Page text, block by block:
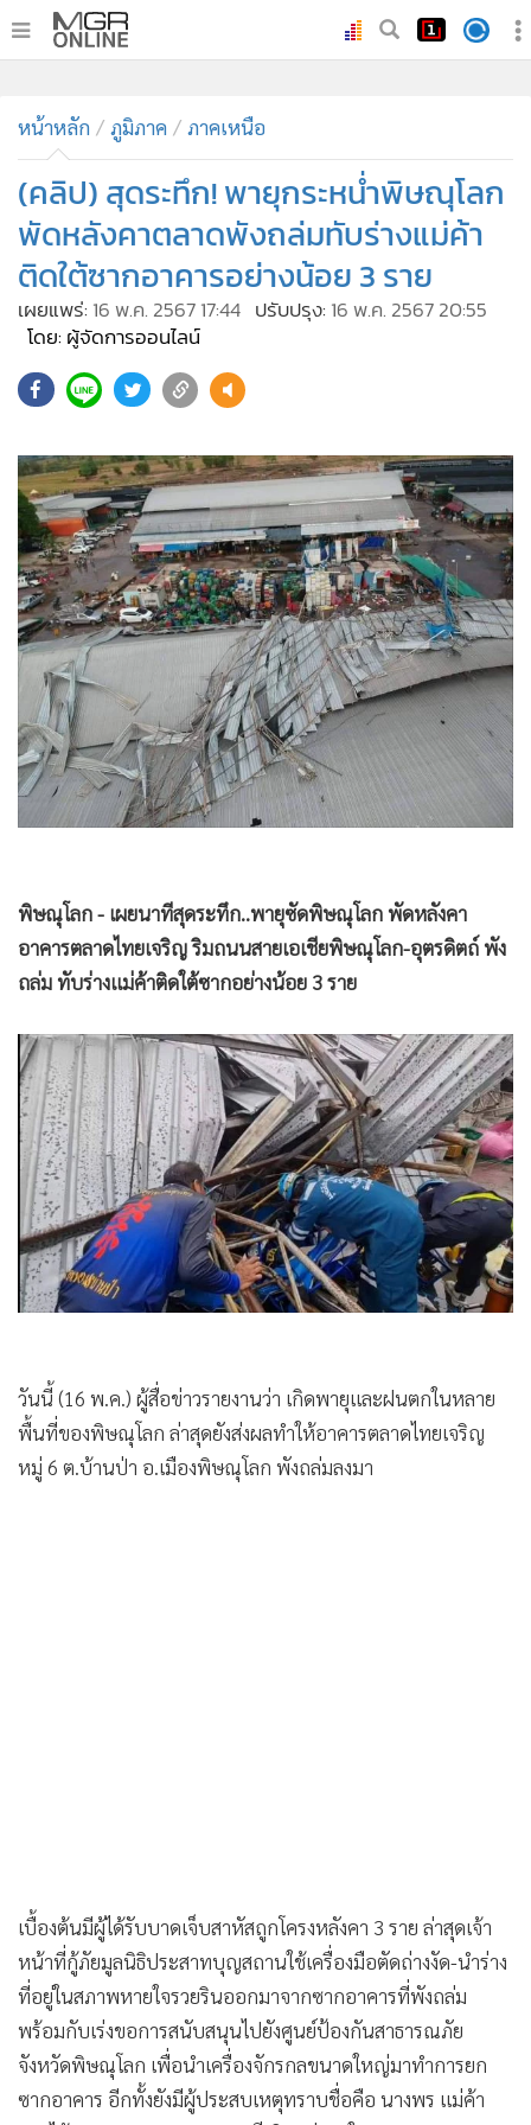
• ทันเหตุการณ์
• ภาคใต้
• ภูมิภาค
• Online Section
• บันเทิง
• ผู้จัดการรายวัน
คอลัมนิสต์
• ละคร
• Cyber BIZ
• ผู้จัดกวน
• Good health & Well-being
• Green Innovation & SD
• Management & HR
• MGR Live
Infographic
การเมือง
• ท่องเที่ยว
• กีฬา
• ต่างประเทศ
•
เศรษฐกิจ-ธุรกิจ
• ชุมชน-คุณภาพชีวิต
• Motoring
• เกม
• วิทยาศาสตร์
• SMEs
หุ้น
• อินโดจีน
• กองทุนรวม
• Celeb Online
ญี่ปุ่น
• News1
Gotomanager
หน้าหลัก
(คลิป) สุดระทึก! พายุกระหน่ำพิษณุโลก
พัดหลังคาตลาดพังถล่มทับร่างแม่ค้า
ติดใต้ซากอาคารอย่างน้อย 3 ราย
เผยแพร่:16 พ.ค. 2567 17:44ปรับปรุง:16 พ.ค. 2567 20:55
โดย: ผู้จัดการออนไลน์
อาคารตลาดไทยเจริญ ริมถนนสายเอเชียพิษณุโลก-อุตรดิตถ์ พัง
ถล่ม ทับร่างแม่ค้าติดใต้ซากอย่างน้อย 3 ราย
พื้นที่ของพิษณุโลก ล่าสุดยังส่งผลทำให้อาคารตลาดไทยเจริญ
หมู่ 6 ต.บ้านป่า อ.เมืองพิษณุโลก พังถล่มลงมา
ที่อยู่ในสภาพหายใจรวยรินออกมาจากซากอาคารที่พังถล่ม
พร้อมกับเร่งขอการสนับสนุนไปยังศูนย์ป้องกันสาธารณภัย
จังหวัดพิษณุโลก เพื่อนำเครื่องจักรกลขนาดใหญ่มาทำการยก
ซากอาคาร อีกทั้งยังมีผู้ประสบเหตุทราบชื่อคือ นางพร แม่ค้า
ขายไส้กรอก อายุประมาณ 50 ปี ติดอยู่ภายใน